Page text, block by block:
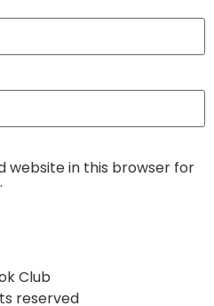
website in this browser for
Club
reserved